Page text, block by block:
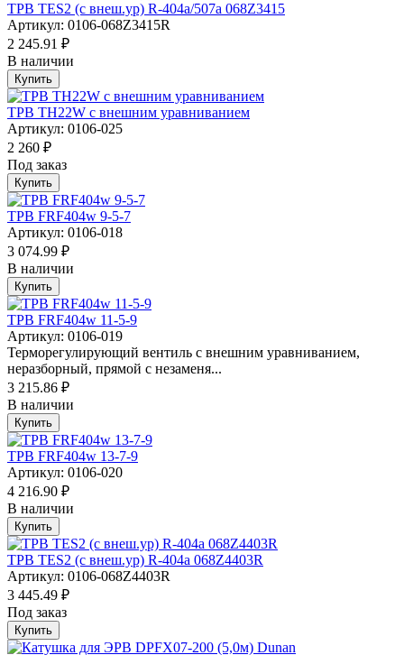
ТРВ TES2 (с внеш.ур) R-404a/507а 068Z3415
Артикул: 0106-068Z3415R
2 245.91 ₽
В наличии
Купить
ТРВ TH22W с внешним уравниванием
Артикул: 0106-025
2 260 ₽
Под заказ
Купить
ТРВ FRF404w 9-5-7
Артикул: 0106-018
3 074.99 ₽
В наличии
Купить
ТРВ FRF404w 11-5-9
Артикул: 0106-019
Терморегулирующий вентиль с внешним уравниванием,
неразборный, прямой с незаменя...
3 215.86 ₽
В наличии
Купить
ТРВ FRF404w 13-7-9
Артикул: 0106-020
4 216.90 ₽
В наличии
Купить
ТРВ TES2 (с внеш.ур) R-404a 068Z4403R
Артикул: 0106-068Z4403R
3 445.49 ₽
Под заказ
Купить